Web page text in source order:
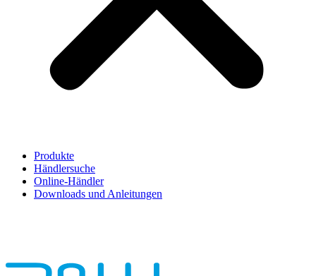
Produkte
Händlersuche
Online-Händler
Downloads und Anleitungen